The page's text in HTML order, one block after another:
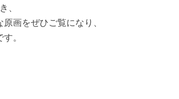
、
画をぜひご覧になり、
。